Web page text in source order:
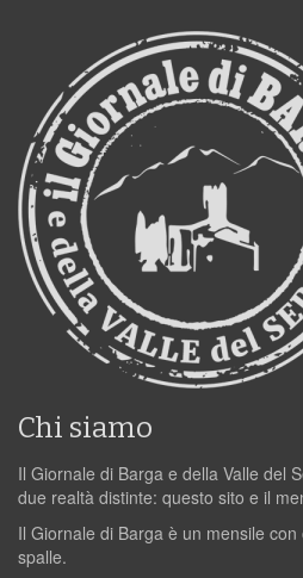
Chi siamo
Il Giornale di Barga e della Valle del
due realtà distinte: questo sito e il
Il Giornale di Barga è un mensile
spalle.